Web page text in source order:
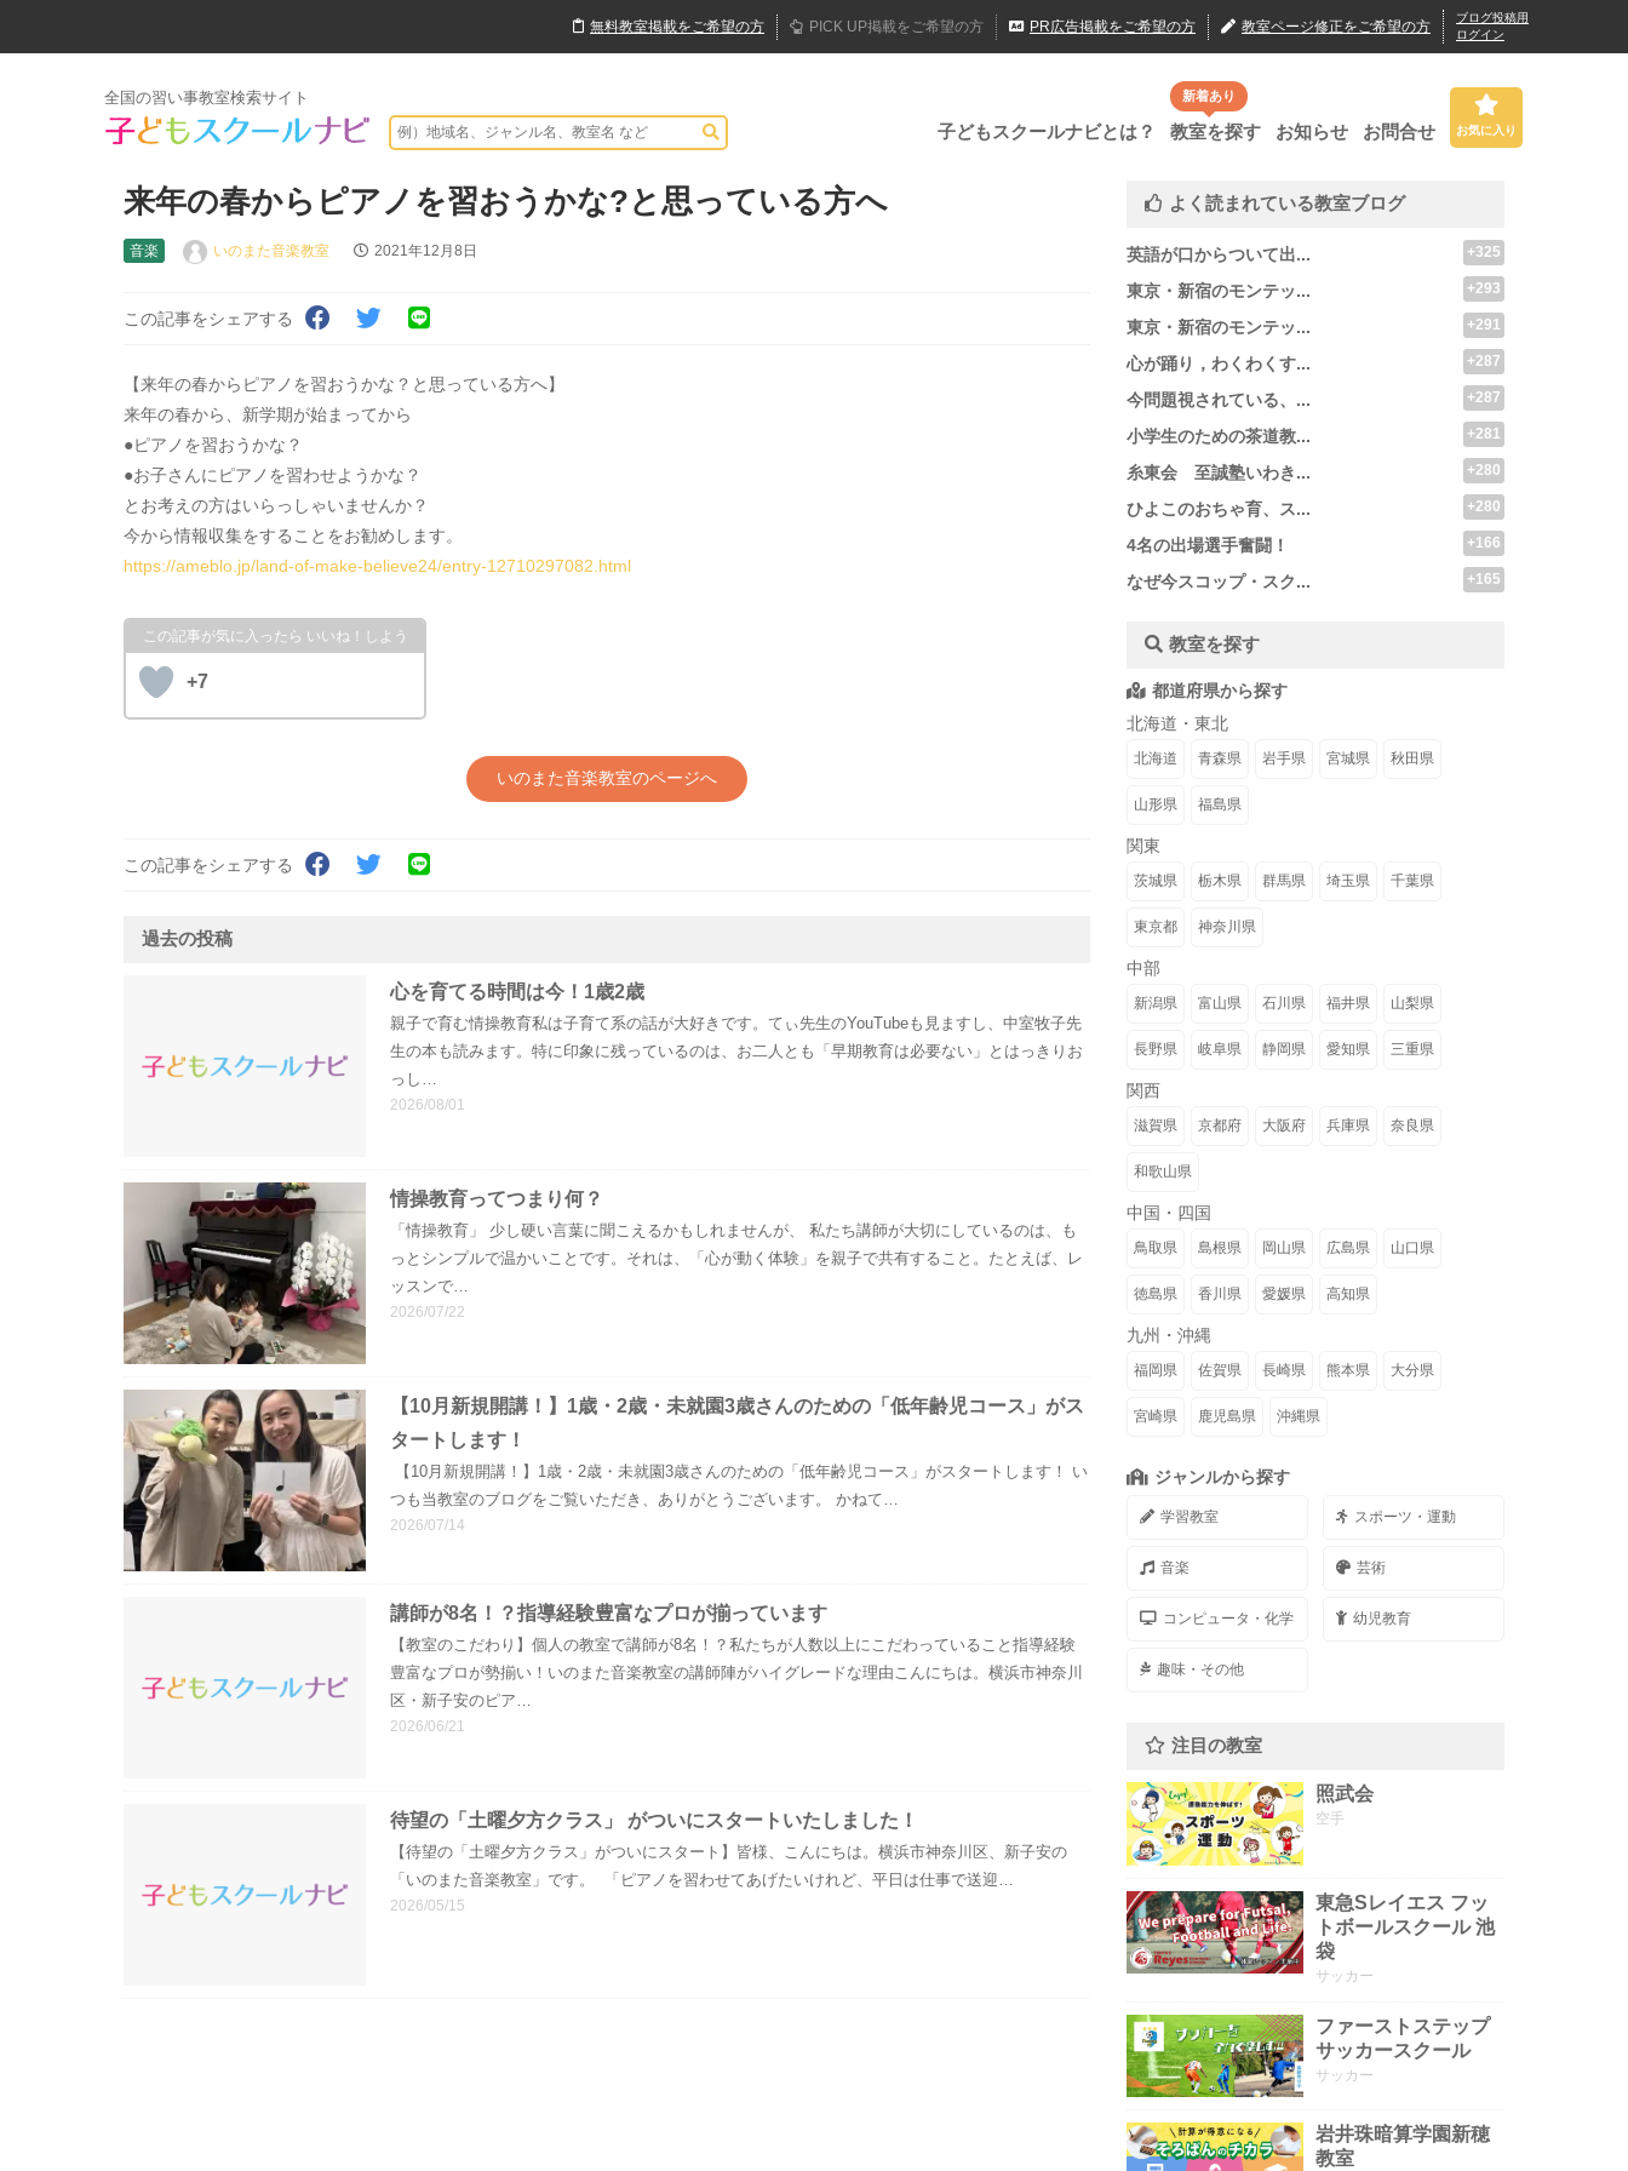
無料教室掲載をご希望の方 PICK UP掲載をご希望の方 PR広告掲載をご希望の方 教室ページ修正をご希望の方
ブログ投稿用
ログイン
全国の習い事教室検索サイト
子どもスクールナビとは？
新着あり
教室を探す お知らせ お問合せ お気に入り
来年の春からピアノを習おうかな?と思っている方へ
音楽 いのまた音楽教室 2021年12月8日
この記事をシェアする
【来年の春からピアノを習おうかな？と思っている方へ】
来年の春から、新学期が始まってから
●ピアノを習おうかな？
●お子さんにピアノを習わせようかな？
とお考えの方はいらっしゃいませんか？
今から情報収集をすることをお勧めします。
https://ameblo.jp/land-of-make-believe24/entry-12710297082.html
+7
いのまた音楽教室のページへ
この記事をシェアする
過去の投稿
心を育てる時間は今！1歳2歳
親子で育む情操教育私は子育て系の話が大好きです。てぃ先生のYouTubeも見ますし、中室牧子先
生の本も読みます。特に印象に残っているのは、お二人とも「早期教育は必要ない」とはっきりお
っし…
2026/08/01
情操教育ってつまり何？
「情操教育」 少し硬い言葉に聞こえるかもしれませんが、 私たち講師が大切にしているのは、も
っとシンプルで温かいことです。それは、「心が動く体験」を親子で共有すること。たとえば、レ
ッスンで…
2026/07/22
【10月新規開講！】1歳・2歳・未就園3歳さんのための「低年齢児コース」がス
タートします！
【10月新規開講！】1歳・2歳・未就園3歳さんのための「低年齢児コース」がスタートします！ い
つも当教室のブログをご覧いただき、ありがとうございます。 かねて…
2026/07/14
講師が8名！？指導経験豊富なプロが揃っています
【教室のこだわり】個人の教室で講師が8名！？私たちが人数以上にこだわっていること指導経験
豊富なプロが勢揃い！いのまた音楽教室の講師陣がハイグレードな理由こんにちは。横浜市神奈川
区・新子安のピア…
2026/06/21
待望の「土曜夕方クラス」 がついにスタートいたしました！
【待望の「土曜夕方クラス」がついにスタート】皆様、こんにちは。横浜市神奈川区、新子安の
「いのまた音楽教室」です。 「ピアノを習わせてあげたいけれど、平日は仕事で送迎…
2026/05/15
よく読まれている教室ブログ
英語が口からついて出... +325
東京・新宿のモンテッ... +293
東京・新宿のモンテッ... +291
心が踊り，わくわくす... +287
今問題視されている、... +287
小学生のための茶道教... +281
糸東会 至誠塾いわき... +280
ひよこのおちゃ育、ス... +280
4名の出場選手奮闘！ +166
なぜ今スコップ・スク... +165
教室を探す
都道府県から探す
北海道・東北
北海道 青森県 岩手県 宮城県 秋田県
山形県 福島県
関東
茨城県 栃木県 群馬県 埼玉県 千葉県
東京都 神奈川県
中部
新潟県 富山県 石川県 福井県 山梨県
長野県 岐阜県 静岡県 愛知県 三重県
関西
滋賀県 京都府 大阪府 兵庫県 奈良県
和歌山県
中国・四国
鳥取県 島根県 岡山県 広島県 山口県
徳島県 香川県 愛媛県 高知県
九州・沖縄
福岡県 佐賀県 長崎県 熊本県 大分県
宮崎県 鹿児島県 沖縄県
ジャンルから探す
学習教室 スポーツ・運動
音楽 芸術
コンピュータ・化学 幼児教育
趣味・その他
注目の教室
照武会
空手
東急Sレイエス フッ
トボールスクール 池
袋
サッカー
ファーストステップ
サッカースクール
サッカー
岩井珠暗算学園新穂
教室